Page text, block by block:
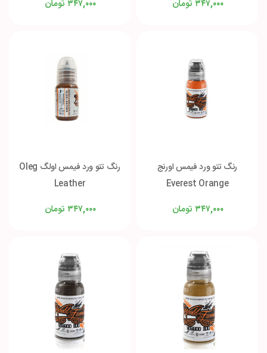
تومان ۳۴۷,۰۰۰ تومان ۳۴۷,۰۰۰
رنگ تتو ورد فیمس اورنج
Everest Orange
تومان ۳۴۷,۰۰۰
رنگ تتو ورد فیمس اولگ Oleg
Leather
تومان ۳۴۷,۰۰۰